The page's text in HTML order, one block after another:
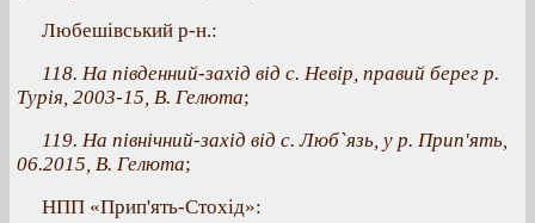
Любешівський р-н.:
118. На південний-захід від с. Невір, правий берег р.
Турія, 2003-15, В. Гелюта;
119. На північний-захід від с. Люб`язь, у р. Прип'ять,
06.2015, В. Гелюта;
НПП «Прип'ять-Стохід»: